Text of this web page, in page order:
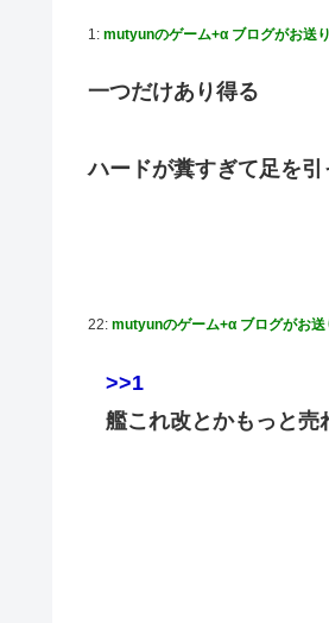
【速報】 ひろゆき、離婚ｗｗｗ
その後」
【デレマス】 凛「なにこれ、
【朗報】AKB48 ロッテとコラ
1: mutyunのゲーム+α ブログがお送り
一つだけあり得る
ハードが糞すぎて足を
22: mutyunのゲーム+α ブログがお送
>>1
艦これ改とかもっと売